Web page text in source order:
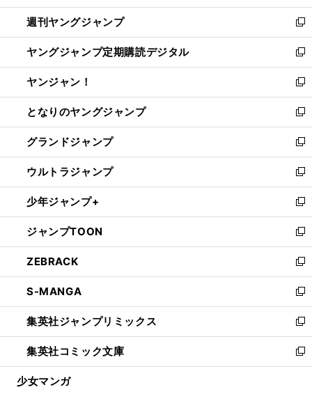
開
く
ウ
で
開
く
ン
ド
ウ
で
開
く
ウ
ィ
ン
ド
ウ
で
開
く
週刊ヤングジャンプ
新
し
い
ウ
ィ
ン
ド
ウ
で
開
く
ヤングジャンプ定期購読デジタル
新
し
い
ウ
ィ
ン
ド
ウ
で
開
く
ヤンジャン！
新
し
い
ウ
ィ
ン
ド
ウ
で
開
く
となりのヤングジャンプ
新
し
い
ウ
ィ
ン
ド
ウ
で
開
く
グランドジャンプ
新
し
い
ウ
ィ
ン
ド
ウ
で
開
く
ウルトラジャンプ
新
し
い
ウ
ィ
ン
ド
ウ
で
開
く
少年ジャンプ+
新
し
い
ウ
ィ
ン
ド
ウ
で
開
く
ジャンプTOON
新
し
い
ウ
ィ
ン
ド
ウ
で
開
ZEBRACK
新
し
い
ウ
ィ
ン
ド
ウ
S-MANGA
新
し
い
ウ
ィ
ン
集英社ジャンプリミックス
新
し
い
ウ
集英社コミック文庫
新
し
少女マンガ